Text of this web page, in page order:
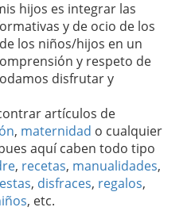
hijos es integrar las
y de ocio de los
los niños/hijos en un
y respeto de
disfrutar y
artículos de
, maternidad o cualquier
aquí caben todo tipo
, recetas, manualidades,
, disfraces, regalos,
, etc.